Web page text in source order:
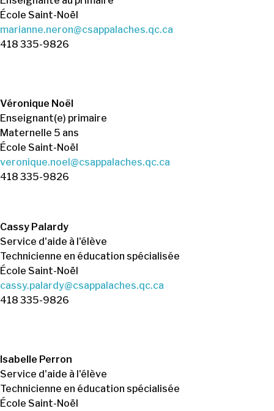
École Saint-Noël
marianne.neron@csappalaches.qc.ca
418 335-9826
Véronique Noël
Enseignant(e) primaire
Maternelle 5 ans
École Saint-Noël
veronique.noel@csappalaches.qc.ca
418 335-9826
Cassy Palardy
Service d'aide à l'élève
Technicienne en éducation spécialisée
École Saint-Noël
cassy.palardy@csappalaches.qc.ca
418 335-9826
Isabelle Perron
Service d'aide à l'élève
Technicienne en éducation spécialisée
École Saint-Noël